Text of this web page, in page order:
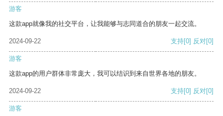
游客
这款app就像我的社交平台，让我能够与志同道合的朋友一起交流。
2024-09-22 支持[0] 反对[0]
游客
这款app的用户群体非常庞大，我可以结识到来自世界各地的朋友。
2024-09-22 支持[0] 反对[0]
游客